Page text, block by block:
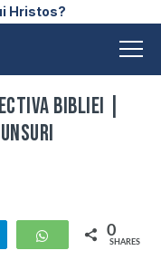
Hristos?
Bibliei |
Telegram WhatsApp
0
SHARES